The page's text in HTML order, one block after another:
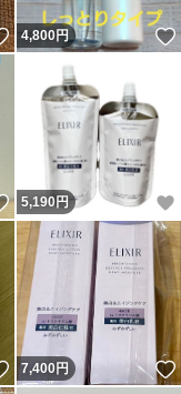
いいね！
4,800円
いいね！
5,190円
いいね！
7,400円